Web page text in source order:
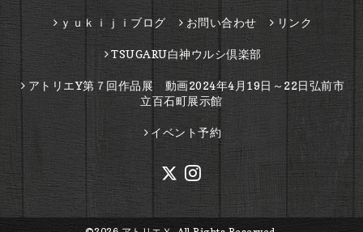
ｙｕｋｉｊｉブログ お問い合わせ リンク
TSUGARU白神ウルシ倶楽部
アトリエY第７回作品展 動画2024年4月19日～22日弘前市
立百石町展示館
イベント予約